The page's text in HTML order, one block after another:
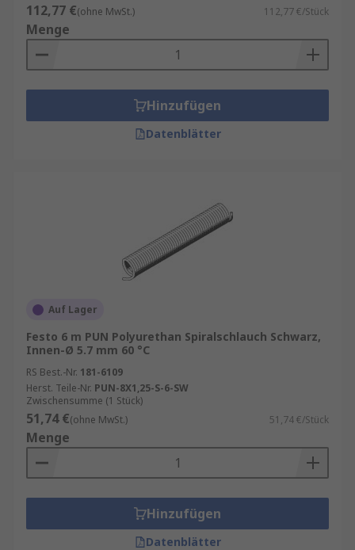
112,77 €(ohne MwSt.) 112,77 €/Stück
Menge
Hinzufügen
Datenblätter
Auf Lager
Festo 6 m PUN Polyurethan Spiralschlauch Schwarz,
Innen-Ø 5.7 mm 60 °C
RS Best.-Nr. 181-6109
Herst. Teile-Nr. PUN-8X1,25-S-6-SW
Zwischensumme (1 Stück)
51,74 €(ohne MwSt.) 51,74 €/Stück
Menge
Hinzufügen
Datenblätter